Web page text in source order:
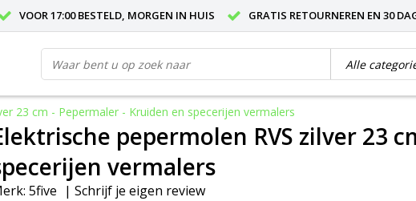
VOOR 17:00 BESTELD, MORGEN IN HUIS GRATIS RETOURNEREN EN 30
23 cm - Pepermaler - Kruiden en specerijen vermalers
pepermolen RVS zilver 23
vermalers
5five | Schrijf je eigen review